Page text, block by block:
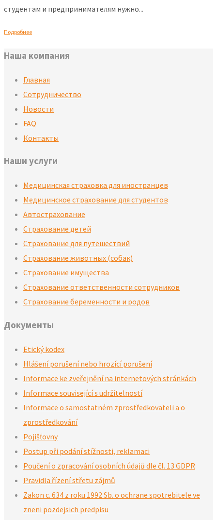
студентам и предпринимателям нужно...
Подробнее
Наша компания
Главная
Сотрудничество
Новости
FAQ
Контакты
Наши услуги
Медицинская страховка для иностранцев
Медицинское страхование для студентов
Автострахование
Страхование детей​
Страхование для путешествий
Страхование животных (собак)
Страхование имущества
Страхование ответственности сотрудников
Страхование беременности и родов
Документы
Etický kodex
Hlášení porušení nebo hrozící porušení
Informace ke zveřejnění na internetových stránkách
Informace související s udržitelností
Informace o samostatném zprostředkovateli a o
zprostředkování
Pojišťovny
Postup při podání stížnosti, reklamaci
Poučení o zpracování osobních údajů dle čl. 13 GDPR
Pravidla řízení střetu zájmů
Zakon c. 634 z roku 1992 Sb. o ochrane spotrebitele ve
zneni pozdejsich predpisu